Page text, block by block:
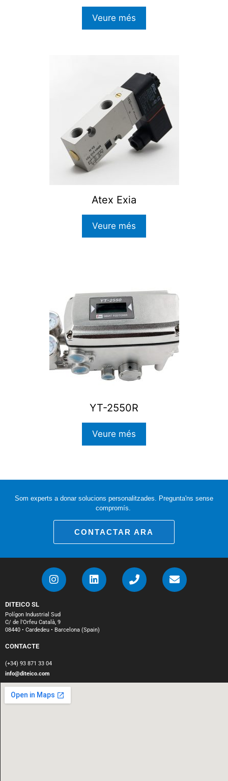
Veure més
Atex Exia
Veure més
YT-2550R
Veure més
Som experts a donar solucions personalitzades. Pregunta'ns sense
compromís.
CONTACTAR ARA
DITEICO SL
Polígon Industrial Sud
C/ de l'Orfeu Català, 9
08440 • Cardedeu • Barcelona (Spain)
CONTACTE
(+34) 93 871 33 04
info@diteico.com